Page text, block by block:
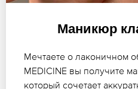
Маникюр
Мечтаете о лаконичном
MEDICINE вы получите
который сочетает